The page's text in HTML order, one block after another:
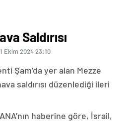
Saldırısı
Ekim 2024 23:10
Şam’da yer alan Mezze
saldırısı düzenlediği ileri
haberine göre, İsrail,